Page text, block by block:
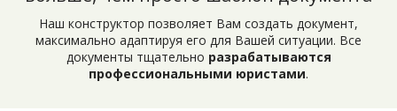
Наш конструктор позволяет Вам создать документ,
максимально адаптируя его для Вашей ситуации. Все
документы тщательно разрабатываются
профессиональными юристами.